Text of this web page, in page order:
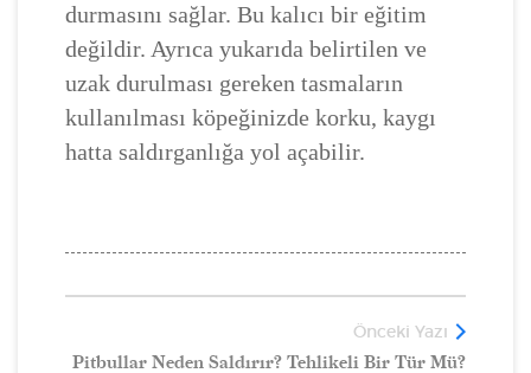
durmasını sağlar. Bu kalıcı bir eğitim
değildir. Ayrıca yukarıda belirtilen ve
uzak durulması gereken tasmaların
kullanılması köpeğinizde korku, kaygı
hatta saldırganlığa yol açabilir.
Önceki Yazı
Pitbullar Neden Saldırır? Tehlikeli Bir Tür Mü?